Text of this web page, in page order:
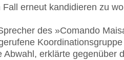
erneut kandidieren zu
des »Comando
Abwahl, erklärte gegenüber